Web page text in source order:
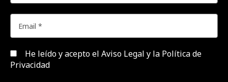
He leído y acepto el Aviso Legal y la Política de
Privacidad